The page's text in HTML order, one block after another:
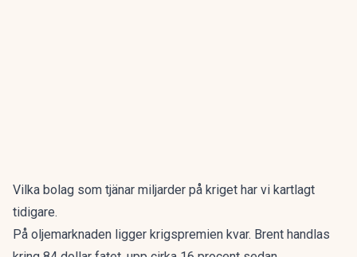
Vilka bolag som tjänar miljarder på kriget har vi kartlagt
tidigare.
På oljemarknaden ligger krigspremien kvar. Brent handlas